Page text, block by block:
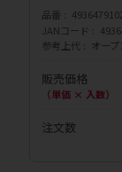
品番
JANコード
参考上代
オープ
販売価格
（単価 × 入数）
注文数